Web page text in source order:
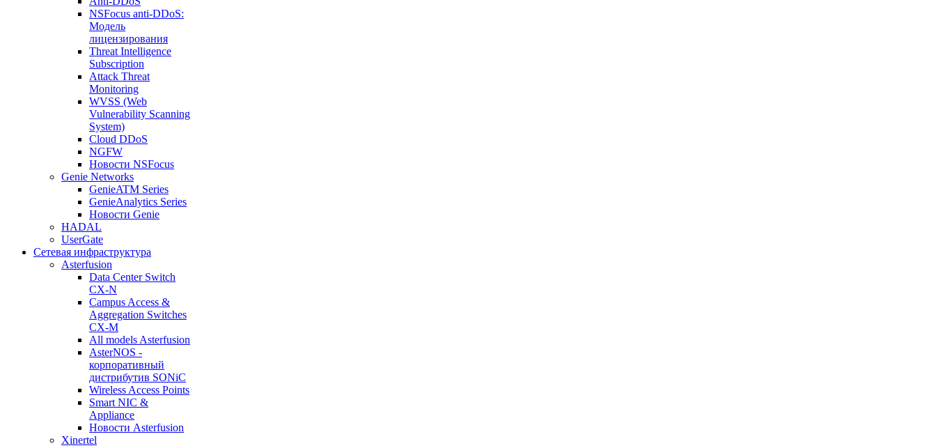
NSFocus anti-DDoS:
Модель
лицензирования
Threat Intelligence
Subscription
Attack Threat
Monitoring
WVSS (Web
Vulnerability Scanning
System)
Cloud DDoS
NGFW
Новости NSFocus
Genie Networks
GenieATM Series
GenieAnalytics Series
Новости Genie
HADAL
UserGate
Сетевая инфраструктура
Asterfusion
Data Center Switch
CX-N
Campus Access &
Aggregation Switches
CX-M
All models Asterfusion
AsterNOS -
корпоративный
дистрибутив SONiC
Wireless Access Points
Smart NIC &
Appliance
Новости Asterfusion
Xinertel